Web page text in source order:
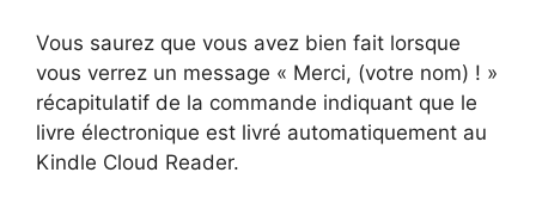
Vous saurez que vous avez bien fait lorsque
vous verrez un message « Merci, (votre nom) ! »
récapitulatif de la commande indiquant que le
livre électronique est livré automatiquement au
Kindle Cloud Reader.